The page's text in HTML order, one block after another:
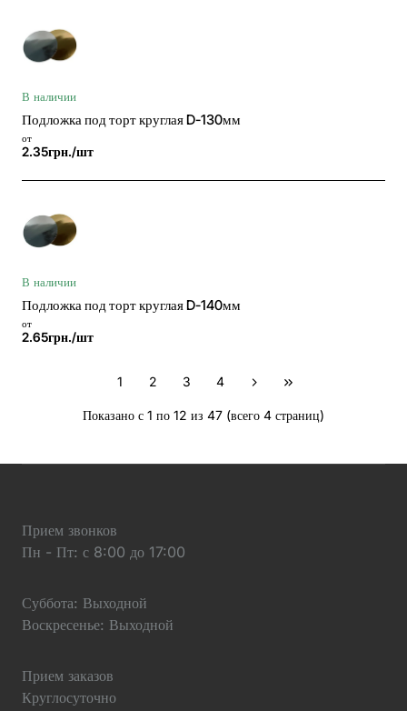
В наличии
Подложка под торт круглая D-130мм
от
2.35грн./шт
В наличии
Подложка под торт круглая D-140мм
от
2.65грн./шт
1 2 3 4
Показано с 1 по 12 из 47 (всего 4 страниц)
Прием звонков
Пн - Пт: с 8:00 до 17:00
Суббота: Выходной
Воскресенье: Выходной
Прием заказов
Круглосуточно